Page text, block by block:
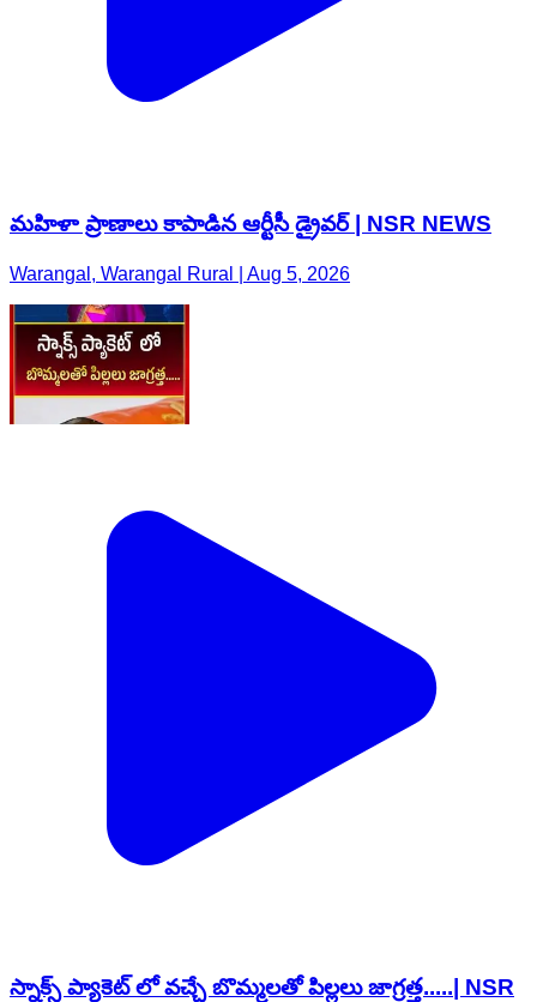
మహిళా ప్రాణాలు కాపాడిన ఆర్టీసీ డ్రైవర్ | NSR NEWS
Warangal, Warangal Rural | Aug 5, 2026
స్నాక్స్ ప్యాకెట్ లో వచ్చే బొమ్మలతో పిల్లలు జాగ్రత్త.....| NSR